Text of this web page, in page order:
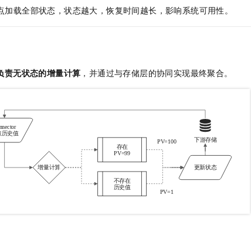
加载全部状态，状态越大，恢复时间越长，影响系统可用性。
责无状态的增量计算 ，并通过与存储层的协同实现最终聚合。